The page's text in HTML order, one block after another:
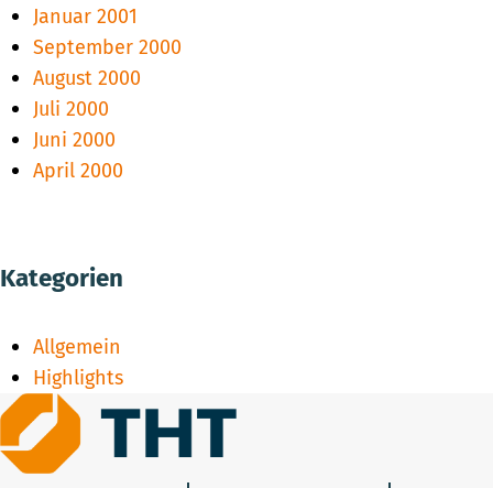
Januar 2001
September 2000
August 2000
Juli 2000
Juni 2000
April 2000
Kategorien
Allgemein
Highlights